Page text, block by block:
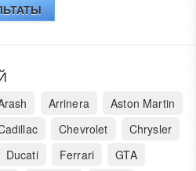
Arrinera
Aston Martin
Chevrolet
Chrysler
Ducati Ferrari
GTA